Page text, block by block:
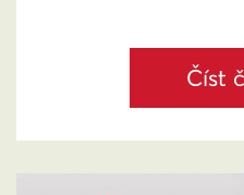
Číst